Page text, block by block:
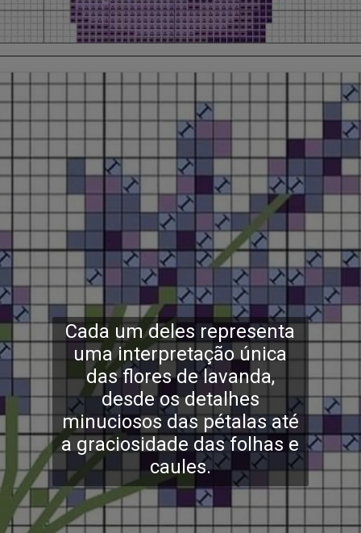
Cada um deles representa
uma interpretação única
das flores de lavanda,
desde os detalhes
minuciosos das pétalas até
a graciosidade das folhas e
caules.